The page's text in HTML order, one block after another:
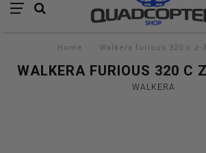
Home Walkera furious 320 c z-
WALKERA FURIOUS 320 C
WALKERA